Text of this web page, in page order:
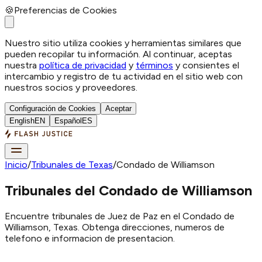
🍪Preferencias de Cookies
Nuestro sitio utiliza cookies y herramientas similares que
pueden recopilar tu información. Al continuar, aceptas
nuestra política de privacidad y términos y consientes el
intercambio y registro de tu actividad en el sitio web con
nuestros socios y proveedores.
Configuración de Cookies
Aceptar
EnglishEN Español ES
Inicio/Tribunales de Texas/Condado de Williamson
Tribunales del Condado de Williamson
Encuentre tribunales de Juez de Paz en el Condado de
Williamson, Texas. Obtenga direcciones, numeros de
telefono e informacion de presentacion.